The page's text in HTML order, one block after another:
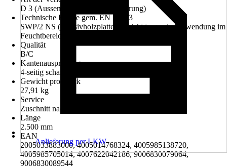
D 3 (Aussenbereich ohne Bewitterung)
Technische Klasse gem. EN 13353
SWP/2 NS (Massivholzplatte für nicht tragende Verwendung im
Feuchtbereich)
Qualität
B/C
Kantenausprägung
4-seitig scharfe Kante
Gewicht pro Stück
27,91 kg
Service
Zuschnitt nach Maß
Länge
2.500 mm
EAN
2005033883000, 4005014768324, 4005985138720,
4005985705014, 4007622042186, 9006830079064,
9006830089544
Anlieferung per LKW